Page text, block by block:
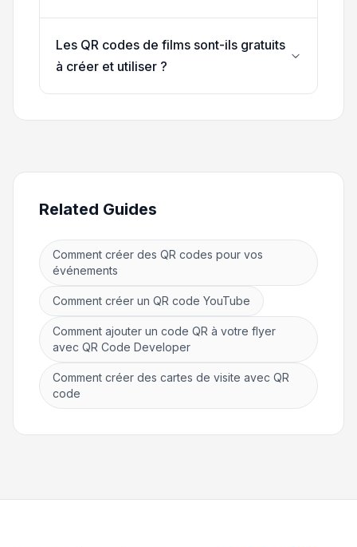
Les QR codes de films sont-ils gratuits
à créer et utiliser ?
Related Guides
Comment créer des QR codes pour vos
événements
Comment créer un QR code YouTube
Comment ajouter un code QR à votre flyer
avec QR Code Developer
Comment créer des cartes de visite avec QR
code